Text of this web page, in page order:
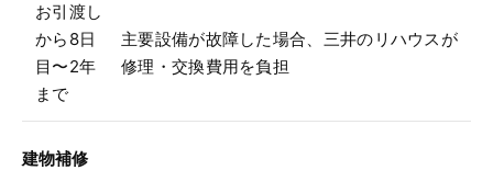
お引渡し
から8日
目〜2年
まで
主要設備が故障した場合、三井のリハウスが
修理・交換費用を負担
建物補修